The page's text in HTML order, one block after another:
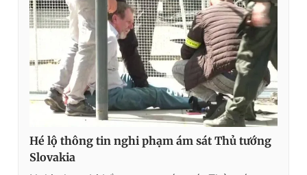
Hé lộ thông tin nghi phạm ám sát Thủ tướng
Slovakia